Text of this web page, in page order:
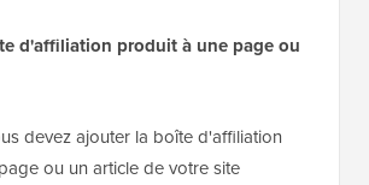
d'affiliation produit à une page ou
devez ajouter la boîte d'affiliation
ou un article de votre site